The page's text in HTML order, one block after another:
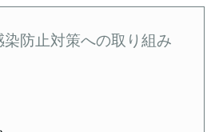
防止対策への取り組み